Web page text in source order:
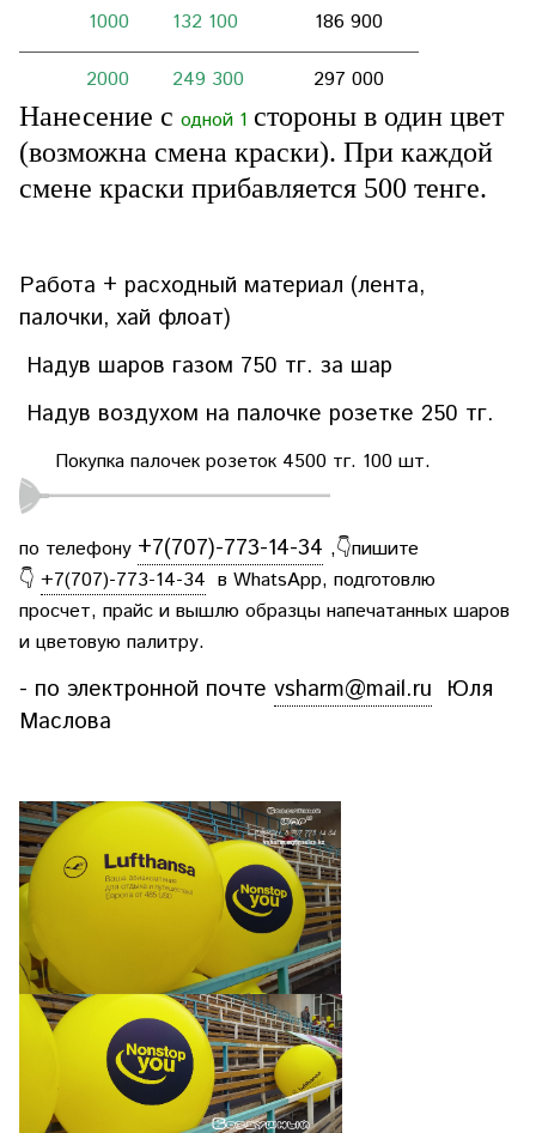
1000 132 100 186 900
2000 249 300 297 000
3000 312 900 385800
10000 772 500 1 010 600
Нанесение с одной 1 стороны в один цвет
(возможна смена краски). При каждой
смене краски прибавляется 500 тенге.
Работа + расходный материал (лента,
палочки, хай флоат)
Надув шаров газом 750 тг. за шар
Надув воздухом на палочке розетке 250 тг.
Покупка палочек розеток 4500 тг. 100 шт.
по телефону +7(707)-773-14-34 ,👇пишите
👇 +7(707)-773-14-34 в WhatsApp, подготовлю
просчет, прайс и вышлю образцы напечатанных шаров
и цветовую палитру.
- по электронной почте vsharm@mail.ru Юля
Маслова